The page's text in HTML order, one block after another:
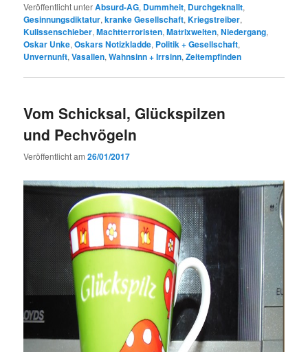
Veröffentlicht unterAbsurd-AG, Dummheit, Durchgeknallt,
Gesinnungsdiktatur,kranke Gesellschaft,Kriegstreiber,
Kulissenschieber,Machtterroristen,Matrixwelten,Niedergang,
Oskar Unke,Oskars Notizkladde, Politik + Gesellschaft,
Unvernunft,Vasallen,Wahnsinn + Irrsinn,Zeitempfinden
Vom Schicksal, Glückspilzen
und Pechvögeln
Veröffentlicht am26/01/2017